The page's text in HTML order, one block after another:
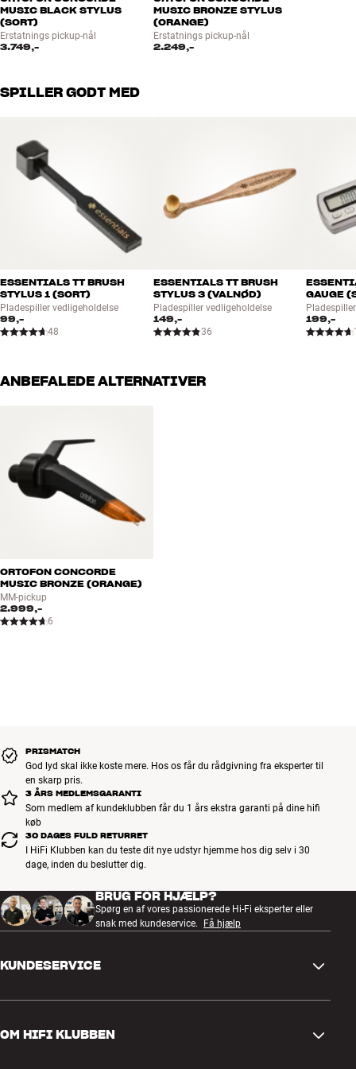
MUSIC BLACK STYLUS
(SORT)
Erstatnings pickup-nål
3.749,-
MUSIC BRONZE STYLUS
(ORANGE)
Erstatnings pickup-nål
2.249,-
SPILLER GODT MED
ESSENTIALS TT BRUSH
STYLUS 1 (SORT)
Pladespiller vedligeholdelse
99,-
48
ESSENTIALS TT BRUSH
STYLUS 3 (VALNØD)
Pladespiller vedligeholdelse
149,-
36
GAUGE
199,-
ANBEFALEDE ALTERNATIVER
ORTOFON CONCORDE
MUSIC BRONZE (ORANGE)
MM-pickup
2.999,-
6
PRISMATCH
God lyd skal ikke koste mere. Hos os får du rådgivning fra eksperter til
en skarp pris.
3 ÅRS MEDLEMSGARANTI
Som medlem af kundeklubben får du 1 års ekstra garanti på dine hifi
køb
30 DAGES FULD RETURRET
I HiFi Klubben kan du teste dit nye udstyr hjemme hos dig selv i 30
dage, inden du beslutter dig.
BRUG FOR HJÆLP?
Spørg en af vores passionerede Hi-Fi eksperter eller
snak med kundeservice.
Få hjælp
KUNDESERVICE
OM HIFI KLUBBEN